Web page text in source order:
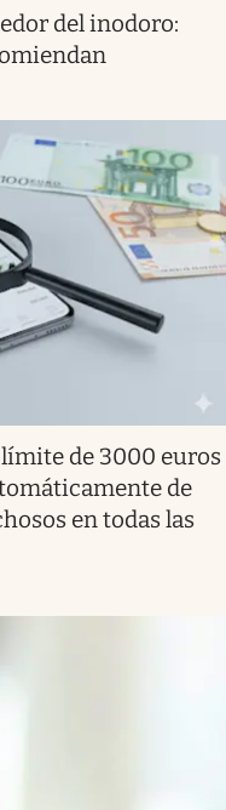
del inodoro:
de 3000 euros
de
en todas las